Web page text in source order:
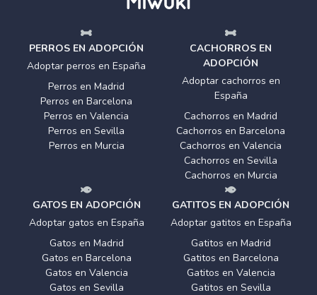
PERROS EN ADOPCIÓN
Adoptar perros en España
Perros en Madrid
Perros en Barcelona
Perros en Valencia
Perros en Sevilla
Perros en Murcia
CACHORROS EN
ADOPCIÓN
Adoptar cachorros en
España
Cachorros en Madrid
Cachorros en Barcelona
Cachorros en Valencia
Cachorros en Sevilla
Cachorros en Murcia
GATOS EN ADOPCIÓN
Adoptar gatos en España
Gatos en Madrid
Gatos en Barcelona
Gatos en Valencia
Gatos en Sevilla
GATITOS EN ADOPCIÓN
Adoptar gatitos en España
Gatitos en Madrid
Gatitos en Barcelona
Gatitos en Valencia
Gatitos en Sevilla